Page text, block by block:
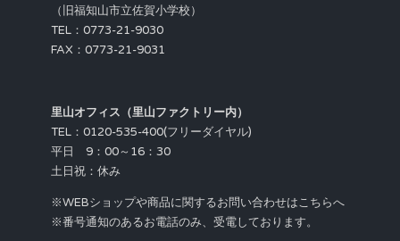
（旧福知山市立佐賀小学校）
TEL：0773-21-9030
FAX：0773-21-9031
里山オフィス（里山ファクトリー内）
TEL：0120-535-400(フリーダイヤル)
平日 9：00～16：30
土日祝：休み
※WEBショップや商品に関するお問い合わせはこちらへ
※番号通知のあるお電話のみ、受電しております。